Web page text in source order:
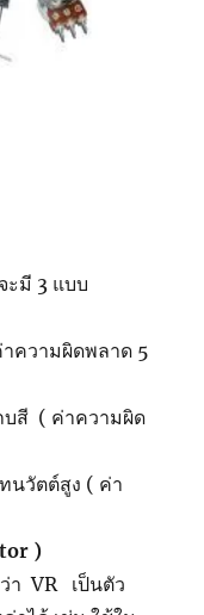
ะมี 3 แบบ
ความผิดพลาด 5
( ค่าความผิด
ตต์สูง ( ค่า
)
า VR เป็นตัว